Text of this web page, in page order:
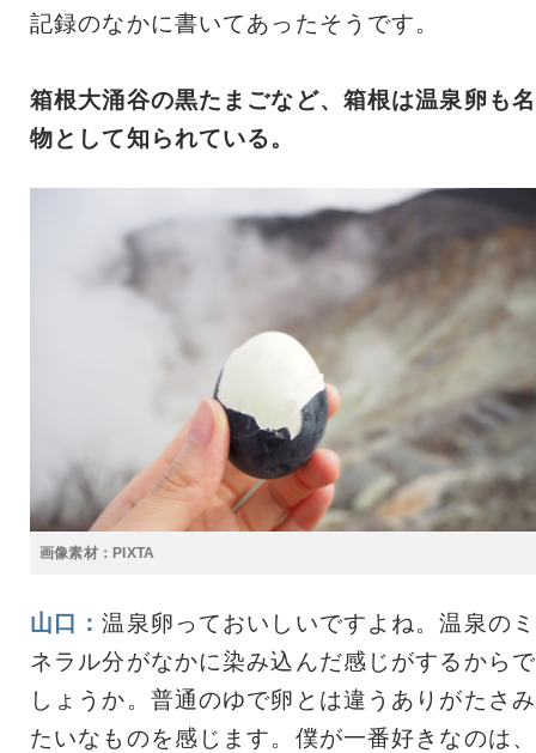
記録のなかに書いてあったそうです。
箱根大涌谷の黒たまごなど、箱根は温泉卵も名
物として知られている。
画像素材：PIXTA
山口：温泉卵っておいしいですよね。温泉のミ
ネラル分がなかに染み込んだ感じがするからで
しょうか。普通のゆで卵とは違うありがたさみ
たいなものを感じます。僕が一番好きなのは、